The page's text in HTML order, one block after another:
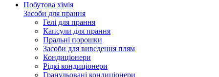
Побутова хімія
Засоби для прання
Гелі для прання
Капсули для прання
Пральні порошки
Засоби для виведення плям
Кондиціонери
Рідкі кондиціонери
Гранульовані кондиціонери